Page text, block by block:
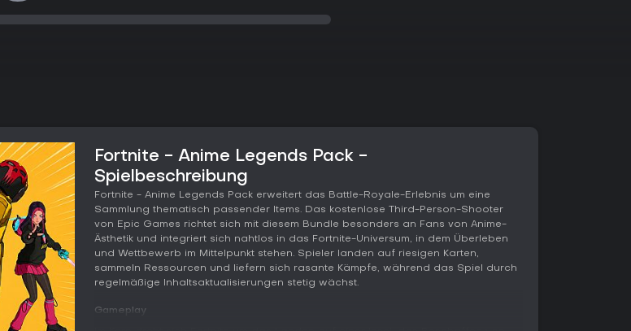
Fortnite - Anime Legends Pack -
Spielbeschreibung
Fortnite - Anime Legends Pack erweitert das Battle-Royale-Erlebnis um eine
Sammlung thematisch passender Items. Das kostenlose Third-Person-Shooter
von Epic Games richtet sich mit diesem Bundle besonders an Fans von Anime-
Ästhetik und integriert sich nahtlos in das Fortnite-Universum, in dem Überleben
und Wettbewerb im Mittelpunkt stehen. Spieler landen auf riesigen Karten,
sammeln Ressourcen und liefern sich rasante Kämpfe, während das Spiel durch
regelmäßige Inhaltsaktualisierungen stetig wächst.
Gameplay